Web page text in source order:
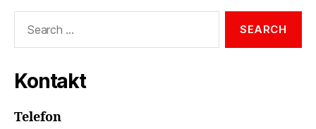
Kontakt
Telefon